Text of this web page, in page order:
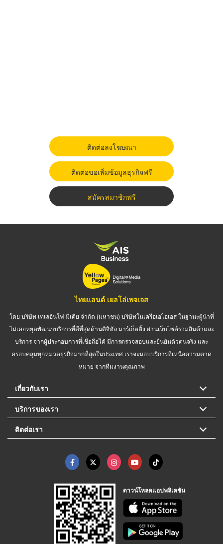
ติดต่อลงโฆษณา
ติดต่อขอเพิ่มข้อมูลธุรกิจฟรี
สมัครสมาชิกฟรี
ไทยแลนด์ เยลโล่เพจเจส
โดย บริษัท เทเลอินโฟ มีเดีย จำกัด (มหาชน) บริษัทในเครือเอไอเอส ในฐานะผู้นำที่
ไม่เคยหยุดพัฒนาบริการที่ดีที่สุดด้านดิจิทัล มาร์เก็ตติ้ง ผ่านเว็บไซต์รวมสินค้าและ
บริการ จากผู้ประกอบการที่เชื่อถือได้ มีการตรวจสอบและยืนยันตัวตนจริง และ
ครอบคลุมทุกหมวดธุรกิจมากที่สุดในประเทศ เราจะมอบบริการที่เหนือความคาด
หมาย จากทีมงานคุณภาพ
เกี่ยวกับเรา
บริการของเรา
ติดต่อเรา
ดาวน์โหลดแอปพลิเคชัน